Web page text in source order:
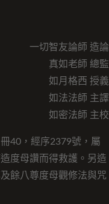
一切智友論師 造論
真如老師 總監
如月格西 授義
如法法師 主譯
如密法師 主校
40，經序2379號，屬
度母讚而得救護。另造
餘八尊度母觀修法與咒